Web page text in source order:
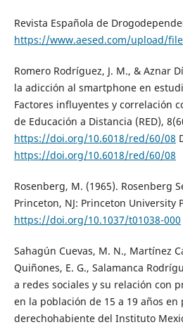
Revista Española de
https://www.aesed.com/upload/
Romero Rodríguez, J. M., & Aznar
la adicción al smartphone en
Factores influyentes y correlación
de Educación a Distancia (RED),
https://doi.org/10.6018/red/60/08
https://doi.org/10.6018/red/60/08
Rosenberg, M. (1965). Rosenberg
Princeton, NJ: Princeton University
https://doi.org/10.1037/t01038-000
Sahagún Cuevas, M. N., Martínez
Quiñones, E. G., Salamanca
a redes sociales y su relación con
en la población de 15 a 19 años en
derechohabiente del Instituto